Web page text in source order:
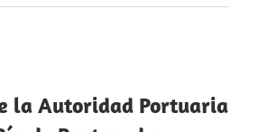
la Autoridad Portuaria